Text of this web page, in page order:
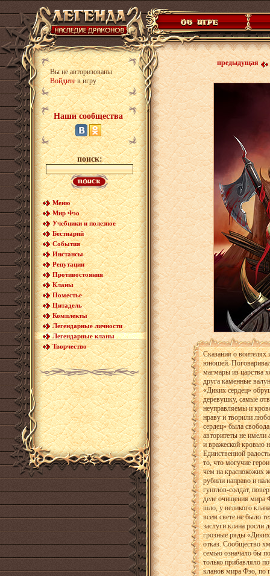
Вы не авторизованы
Войдитев игру
Наши сообщества
поиск:
Меню
Мир Фэо
Учебники и полезное
Бестиарий
События
Инстансы
Репутации
Противостояния
Кланы
Поместье
Цитадель
Комплекты
Легендарные личности
Легендарные кланы
Творчество
предыдущая
Сказания о
юношей.
магмары из царства
друга каменные
«Диких сердец»
деревушку, самые
неуправляемы и
нраву и творили
сердец» была
авторитеты не имели
и вражеской кровью
Единственной
то, что могучие
чем на краснокожих
рубили направо и
гунглов-солдат,
деле очищения мира
шло, у великого
всем свете не было
заслуги клана росли
грозные ряды «Диких
отказ. Сообщество
семью означало бы
только прибавляло
кланов мира Фэо, по